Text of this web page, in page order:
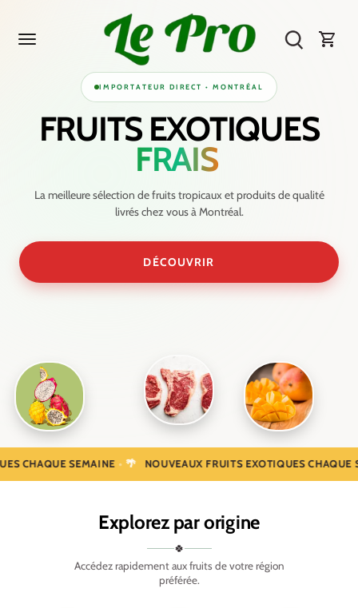
content
IMPORTATEUR DIRECT • MONTRÉAL
FRUITS EXOTIQUES
FRAIS
La meilleure sélection de fruits tropicaux et produits de qualité
livrés chez vous à Montréal.
DÉCOUVRIR
SEMAINE • 🌴 NOUVEAUX FRUITS EXOTIQUES CHAQUE
Explorez par origine
🍀
Accédez rapidement aux fruits de votre région
préférée.